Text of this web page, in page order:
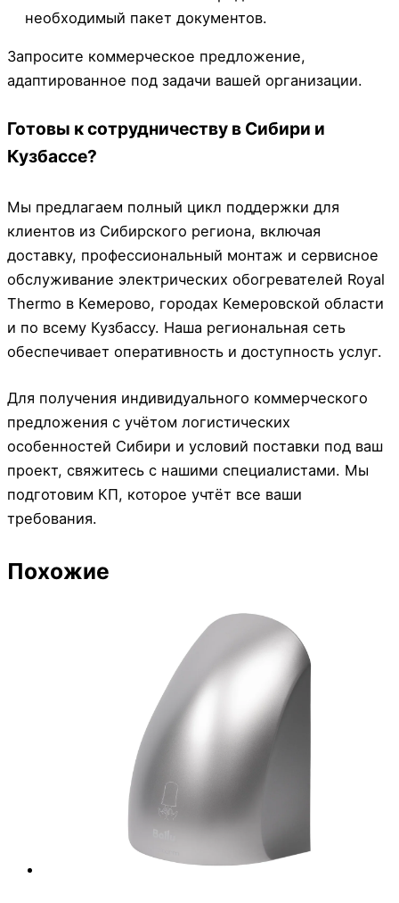
необходимый пакет документов.
Запросите коммерческое предложение,
адаптированное под задачи вашей организации.
Готовы к сотрудничеству в Сибири и
Кузбассе?
Мы предлагаем полный цикл поддержки для
клиентов из Сибирского региона, включая
доставку, профессиональный монтаж и сервисное
обслуживание электрических обогревателей Royal
Thermo в Кемерово, городах Кемеровской области
и по всему Кузбассу. Наша региональная сеть
обеспечивает оперативность и доступность услуг.
Для получения индивидуального коммерческого
предложения с учётом логистических
особенностей Сибири и условий поставки под ваш
проект, свяжитесь с нашими специалистами. Мы
подготовим КП, которое учтёт все ваши
требования.
Похожие